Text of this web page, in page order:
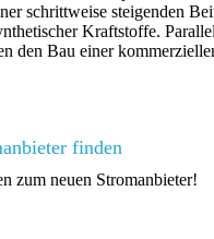
schrittweise steigenden
Kraftstoffe.
den Bau einer
finden
zum neuen Stromanbieter!